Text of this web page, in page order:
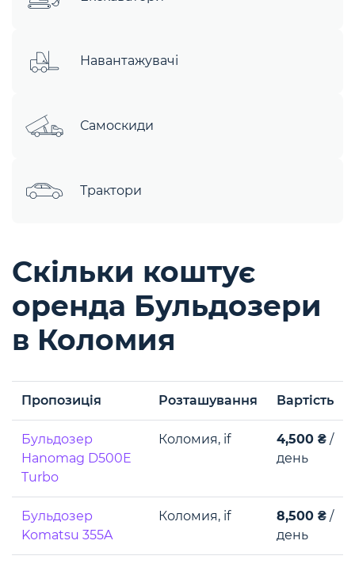
Навантажувачі
Самоскиди
Трактори
Скільки коштує
оренда Бульдозери
в Коломия
Пропозиція Розташування Вартість
Бульдозер
Hanomag D500E
Turbo
Коломия, if 4,500 ₴ /
день
Бульдозер
Komatsu 355A
Коломия, if 8,500 ₴ /
день